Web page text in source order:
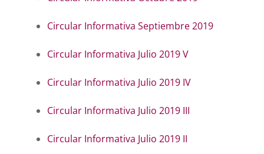
Circular Informativa Septiembre 2019
Circular Informativa Julio 2019 V
Circular Informativa Julio 2019 IV
Circular Informativa Julio 2019 III
Circular Informativa Julio 2019 II